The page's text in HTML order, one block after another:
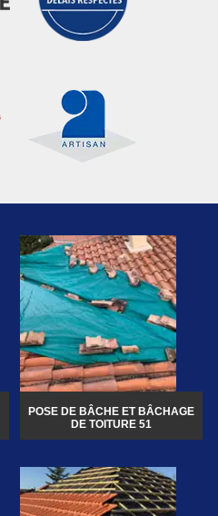
POSE DE BÂCHE ET BÂCHAGE
DE TOITURE 51